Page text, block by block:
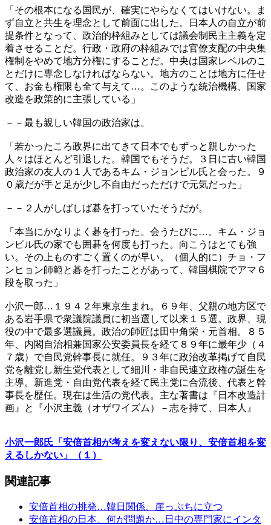
「その根本になる国民が、確実にやらなくてはいけない。ま
ず自立と共生を理念として前面に出した。日本人の自立が前
提条件となって、政治的枠組みとしては議会制民主主義を定
着させることだ。行政・政府の枠組みでは官僚支配の中央集
権制をやめて地方分権にすることだ。中央は国家レベルのこ
とだけに専念しなければならない。地方のことは地方に任せ
て、お金も権限も全て与えて…。このような統治機構、国家
改造を政策的に主張している」
－－最も親しい韓国の政治家は。
「若かったころ政界に出てきて日本でもずっと親しかった
人々はほとんど引退した。韓国でもそうだ。３日に古い韓国
政治家の友人の１人であるキム・ジョンピル氏と会った。９
０歳だが手と足が少し不自由だっただけで元気だった」
－－２人がしばしば碁を打っていたそうだが。
「本当にかなりよく碁を打った。会うたびに…。キム・ジョ
ンピル氏の家でも囲碁を何度も打った。向こうはとても強
い。その上ものすごく置くのが早い。（個人的に）チョ・フ
ンヒョン師範と碁を打ったことがあって、韓国棋院でアマ６
段を取った」
小沢一郎…１９４２年東京生まれ。６９年、父親の地方区で
ある岩手県で衆議院議員に初当選して以来１５選。政界、現
役の中で最多選議員。政治の師匠は田中角栄・元首相。８５
年、内閣自治相兼国家公安委員長を経て８９年に最年少（４
７歳）で自民党幹事長に就任。９３年に政治改革掲げて自民
党を離党し新生党代表として細川・非自民連立政権の誕生を
主導。新進党・自由党代表を経て民主党に合流後、代表と幹
事長を歴任。現在は生活の党代表。主な著書は『日本改造計
画』と『小沢主義（オザワイズム）－志を持て、日本人』
小沢一郎氏「安倍首相が考えを変えない限り、安倍首相を変
えるしかない」（１）
関連記事
安倍首相の挑発…韓日関係、崖っぷちに立つ
安倍首相の日本、何が問題か…日中の専門家にインタ